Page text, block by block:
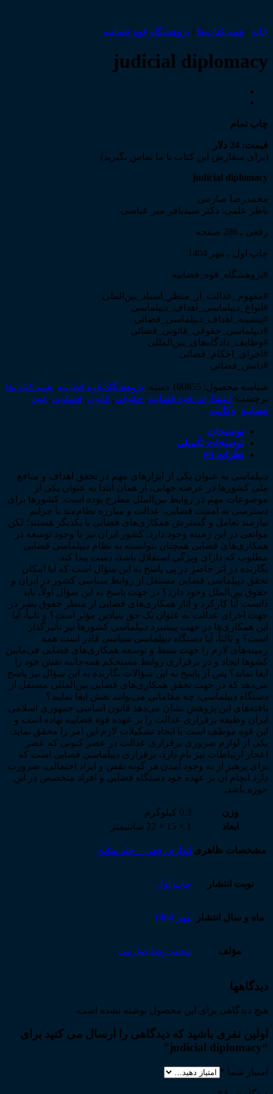
خانه / همه‌ـ‌کتاب‌ها / پژوهشگاه قوه قضاییه
judicial diplomacy
چاپ تمام
قیمت: 24 دلار
(برای سفارش این کتاب با ما تماس بگیرید)
judicial diplomacy
محمدرضا صارمی
ناظر علمی: دکتر سیدباقر میر عباسی
رقعی ـ 286 صفحه
چاپ اول ـ مهر 1404
#پژوهشگاه_قوه_قضاییه
#مفهوم_عدالت_از_منظر_اسناد_بین‌الملی
#انواع_دیپلماسی_اهداف_دیپلماسی
#پیشینه_اهداف_دیپلماسی_قضائی
#دیپلماسی_حقوقی_قانونی_قضائی
#وظایف_دادگاه‌های_بین‌المللی
#اجرای_احکام_قضائی
#دانش_قضائی
شناسه محصول: 100855 دسته: پژوهشگاه قوه قضاییه, همه‌ـ‌کتاب‌ها
برچسب: انتشارات قوه قضاییه, حقوقی, قانون, قضاوت, قوه
قضاییه, وکالت
توضیحات
توضیحات تکمیلی
نظرات (0)
دیپلماسی به عنوان یکی از ابزارهای مهم در تحقق اهداف و منافع
ملی کشورها در عرصه جهانی، از همان ابتدا به عنوان یکی از
موضوعات مهم در روابط بین‌الملل مطرح بوده است. کشورها برای
دسترسی به امنیت قضایی، عدالت و مبارزه نظام‌مند با جرایم
نیازمند تعامل و گسترش همکاری‌‌های قضایی با یکدیگر هستند؛ لکن
موانعی در این زمینه وجود دارد. کشور ایران نیز با وجود توسعه در
همکاری‌های قضایی همچنان نتوانسته به نظام دیپلماسی قضایی
مطلوب که دارای ویژگی استقلال باشد، دست پیدا کند.
نگارنده در اثر حاضر در پی پاسخ به این سؤال است که آیا امکان
تحقق دیپلماسی قضایی مستقل از روابط سیاسی کشور در ایران و
حقوق بین‌الملل وجود دارد؟ در جهت پاسخ به این سؤال اولاً، باید
دانست آیا کارکرد و آثار همکاری‌های قضایی از منظر حقوق بشر در
جهت اجرای عدالت به عنوان یک حق بنیادین مؤثر است؟ و ثانیاً، آیا
این همکاری‌ها در جهت پیشبرد دیپلماسی کشورها نیز تأثیرگذار
است؟ و ثالثاً، آیا دستگاه دیپلماسی سیاسی قادر است همه
زمینه‌های لازم را جهت بسط و توسعه همکاری‌های قضایی فی‌مابین
کشوها ایجاد و در برقراری روابط مستحکم همه‌جانبه نقش خود را
ایفا نماید؟ پس از پاسخ به این سؤالات نگارنده به این سؤال نیز پاسخ
می‌دهد که در جهت تحقق همکاری‌های قضایی بین‌المللی مستقل از
دستگاه دیپلماسی، چه مقاماتی می‌توانند نقش ایفا نمایند؟
یافته‌های این پژوهش نشان می‌دهد قانون اساسی جمهوری اسلامی
ایران وظیفه برقراری عدالت را بر عهده قوه قضاییه نهاده است و
این قوه موظف است با ایجاد تشکیلات لازم این امر را محقق نماید.
یکی از لوازم ضروری برقراری عدالت در عصر کنونی که عصر
اعجاز ارتباطات نیز نام دارد، برقراری دیپلماسی قضایی است که
برای پرهیز از به وجود آمدن هر گونه نقص و ایراد احتمالی، ضرورت
دارد انجام آن بر عهده خود دستگاه قضایی و افراد متخصص در این
حوزه باشد.
وزن
0.3 کیلوگرم
ابعاد
1 × 15 × 22 سانتیمتر
مشخصات ظاهری اندازه رقعی – جلد ساده
نوبت انتشار چاپ اول
ماه و سال انتشار مهر 1404
مؤلف محمد رضا صارمی
دیدگاهها
هیچ دیدگاهی برای این محصول نوشته نشده است.
اولین نفری باشید که دیدگاهی را ارسال می کنید برای
“judicial diplomacy”
امتیاز شما *